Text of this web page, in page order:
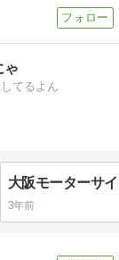
ゃ
てるよん
3年前